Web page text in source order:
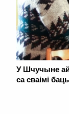
У Шчучыне
са сваімі